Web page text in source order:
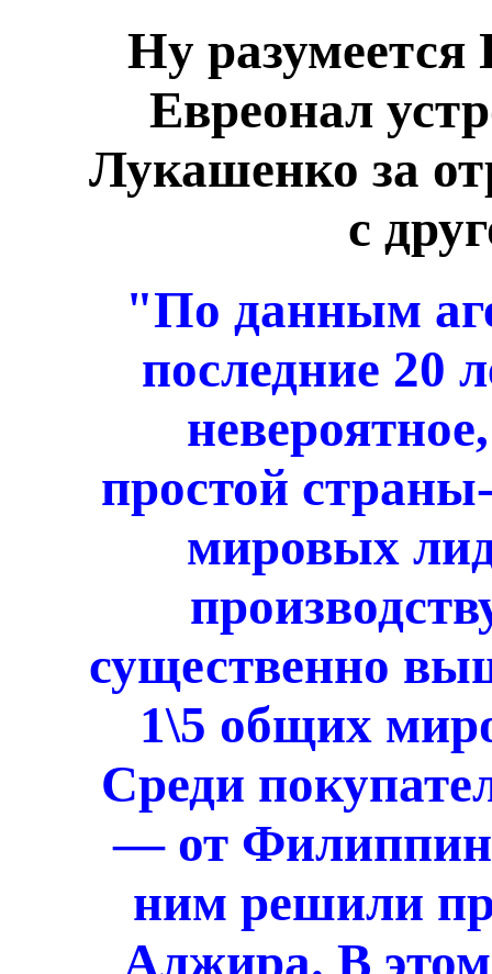
Ну разумеется
Евреонал
Лукашенко за
с
"По данным
последние 20
простой
мировых
существенно
1\5 общих
Среди
— от Филиппин
ним решили
Алжира. В этом